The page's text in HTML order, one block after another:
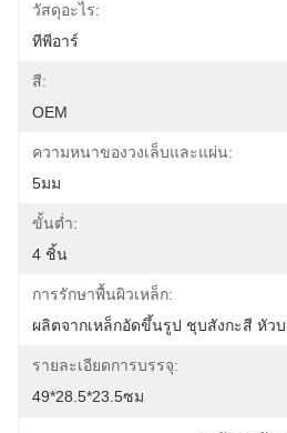
วัสดุอะไร:
ทีพีอาร์
สี:
OEM
ความหนาของวงเล็บและแผ่น:
5มม
ขั้นต่ำ:
4 ชิ้น
การรักษาพื้นผิวเหล็ก:
ผลิตจากเหล็กอัดขึ้นรูป ชุบสังกะสี หัว
รายละเอียดการบรรจุ:
49*28.5*23.5ซม